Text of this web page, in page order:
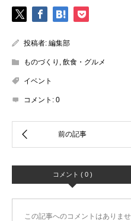
投稿者: 編集部
ものづくり 飲食・グルメ
イベント
コメント: 0
コメント ( 0 )
この記事へのコメントはありませ